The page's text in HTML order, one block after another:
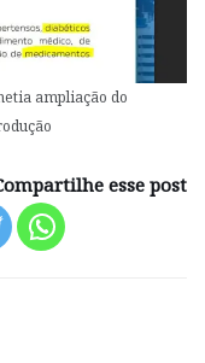
ampliação do
esse post